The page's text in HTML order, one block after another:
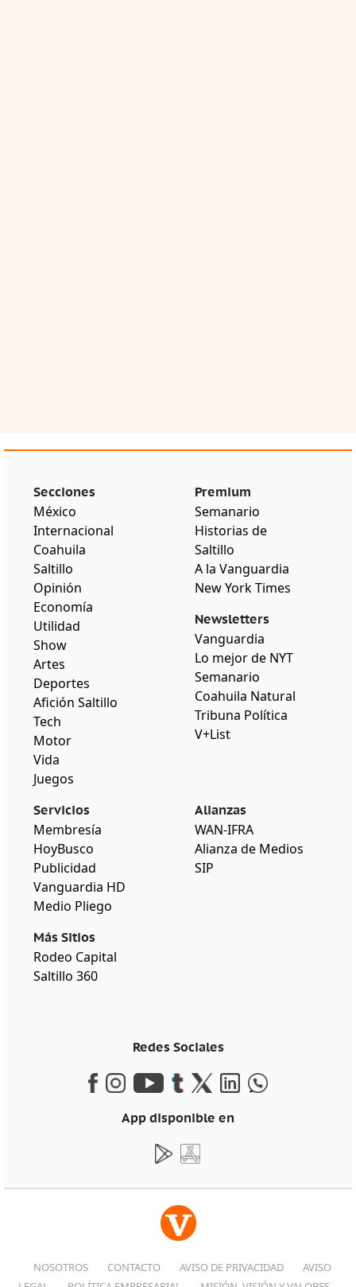
Secciones
México
Internacional
Coahuila
Saltillo
Opinión
Economía
Utilidad
Show
Artes
Deportes
Afición Saltillo
Tech
Motor
Vida
Juegos
Premium
Semanario
Historias de
Saltillo
A la Vanguardia
New York Times
Newsletters
Vanguardia
Lo mejor de NYT
Semanario
Coahuila Natural
Tribuna Política
V+List
Servicios
Membresía
HoyBusco
Publicidad
Vanguardia HD
Medio Pliego
Más Sitios
Rodeo Capital
Saltillo 360
Alianzas
WAN-IFRA
Alianza de Medios
SIP
Redes Sociales
App disponible en
NOSOTROS CONTACTO AVISO DE PRIVACIDAD
AVISO